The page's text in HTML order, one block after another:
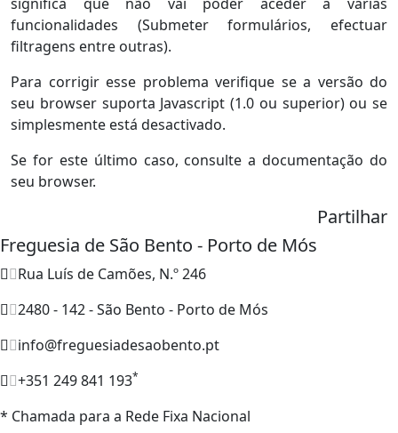
funcionalidades (Submeter formulários, efectuar
filtragens entre outras).
Para corrigir esse problema verifique se a versão do
seu browser suporta Javascript (1.0 ou superior) ou se
simplesmente está desactivado.
Se for este último caso, consulte a documentação do
seu browser.
Partilhar
Freguesia de São Bento - Porto de Mós
Rua Luís de Camões, N.º 246
2480 - 142 - São Bento - Porto de Mós
info@freguesiadesaobento.pt
+351 249 841 193*
* Chamada para a Rede Fixa Nacional